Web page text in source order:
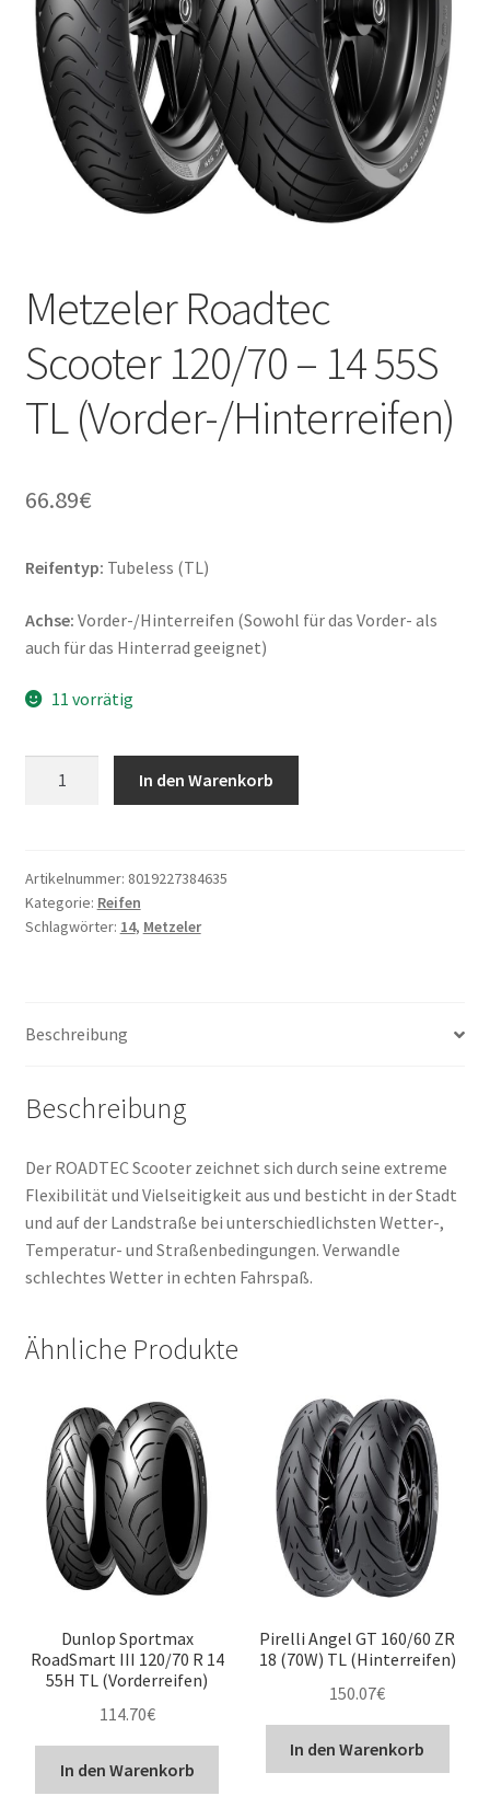
Metzeler Roadtec
Scooter 120/70 – 14 55S
TL (Vorder-/Hinterreifen)
66.89€
Reifentyp: Tubeless (TL)
Achse: Vorder-/Hinterreifen (Sowohl für das Vorder- als
auch für das Hinterrad geeignet)
11 vorrätig
-
14
55S
In den Warenkorb
Artikelnummer: 8019227384635
Kategorie: Reifen
Schlagwörter: 14, Metzeler
Beschreibung
Beschreibung
Der ROADTEC Scooter zeichnet sich durch seine extreme
Flexibilität und Vielseitigkeit aus und besticht in der Stadt
und auf der Landstraße bei unterschiedlichsten Wetter-,
Temperatur- und Straßenbedingungen. Verwandle
schlechtes Wetter in echten Fahrspaß.
Ähnliche Produkte
Dunlop Sportmax
RoadSmart III 120/70 R 14
55H TL (Vorderreifen)
114.70€
In den Warenkorb
Pirelli Angel GT 160/60 ZR
18 (70W) TL (Hinterreifen)
150.07€
In den Warenkorb